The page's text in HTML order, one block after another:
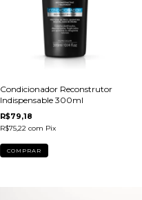
Condicionador Reconstrutor
Indispensable 300ml
R$79,18
R$75,22 com Pix